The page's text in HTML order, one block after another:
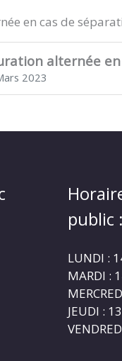
en cas de
alternée
2023
public :
LUNDI :
MARDI :
JEUDI :